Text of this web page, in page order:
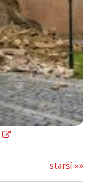
starší »»